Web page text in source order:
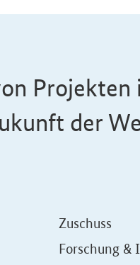
Projekten
der
Zuschuss
Forschung &